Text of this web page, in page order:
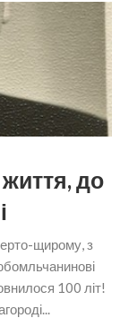
до
щирому, з
100 літ!